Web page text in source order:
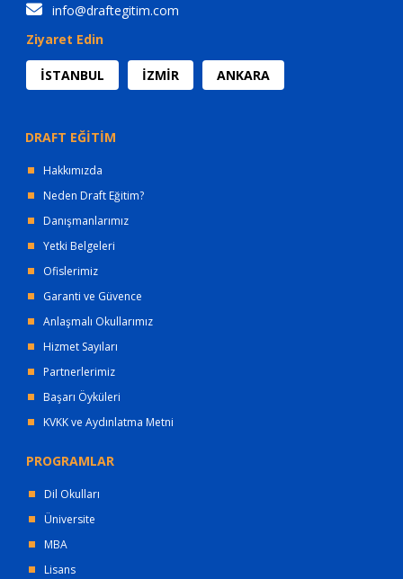
info@draftegitim.com
Ziyaret Edin
İSTANBUL İZMİR ANKARA
DRAFT EĞİTİM
Hakkımızda
Neden Draft Eğitim?
Danışmanlarımız
Yetki Belgeleri
Ofislerimiz
Garanti ve Güvence
Anlaşmalı Okullarımız
Hizmet Sayıları
Partnerlerimiz
Başarı Öyküleri
KVKK ve Aydınlatma Metni
PROGRAMLAR
Dil Okulları
Üniversite
MBA
Lisans